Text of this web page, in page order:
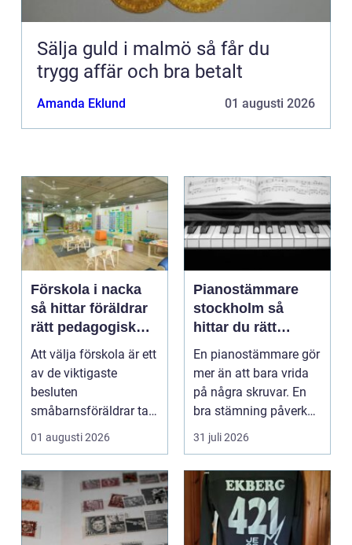
Sälja guld i malmö så får du
trygg affär och bra betalt
Amanda Eklund 01 augusti 2026
Förskola i nacka
så hittar föräldrar
rätt pedagogisk
trygghet
Att välja förskola är ett
av de viktigaste
besluten
småbarnsföräldrar tar.
Omsorg, trygghet,
pedagog...
01 augusti 2026
Pianostämmare
stockholm så
hittar du rätt
expert för ditt
piano
En pianostämmare gör
mer än att bara vrida
på några skruvar. En
bra stämning påverkar
hur pianot låt...
31 juli 2026